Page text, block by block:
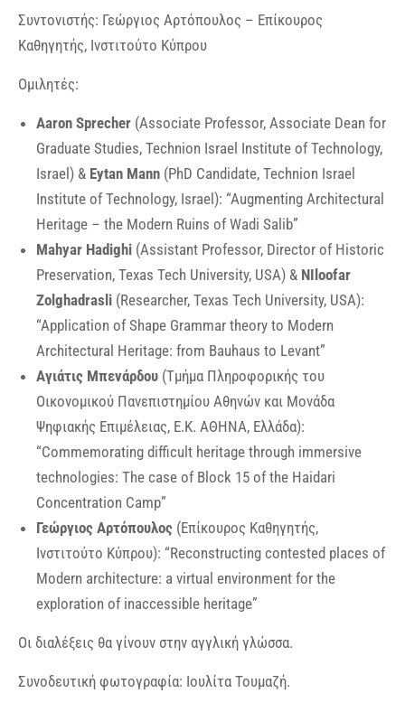
Συντονιστής: Γεώργιος Αρτόπουλος – Επίκουρος
Καθηγητής, Ινστιτούτο Κύπρου
Ομιλητές:
Aaron Sprecher (Associate Professor, Associate Dean for
Graduate Studies, Technion Israel Institute of Technology,
Israel) & Eytan Mann (PhD Candidate, Technion Israel
Institute of Technology, Israel): “Augmenting Architectural
Heritage – the Modern Ruins of Wadi Salib”
Mahyar Hadighi (Assistant Professor, Director of Historic
Preservation, Texas Tech University, USA) & NIloofar
Zolghadrasli (Researcher, Texas Tech University, USA):
“Application of Shape Grammar theory to Modern
Architectural Heritage: from Bauhaus to Levant”
Αγιάτις Μπενάρδου (Τμήμα Πληροφορικής του
Οικονομικού Πανεπιστημίου Αθηνών και Μονάδα
Ψηφιακής Επιμέλειας, Ε.Κ. ΑΘΗΝΑ, Ελλάδα):
“Commemorating difficult heritage through immersive
technologies: The case of Block 15 of the Haidari
Concentration Camp”
Γεώργιος Αρτόπουλος (Επίκουρος Καθηγητής,
Ινστιτούτο Κύπρου): “Reconstructing contested places of
Modern architecture: a virtual environment for the
exploration of inaccessible heritage”
Οι διαλέξεις θα γίνουν στην αγγλική γλώσσα.
Συνοδευτική φωτογραφία: Ιουλίτα Τουμαζή.